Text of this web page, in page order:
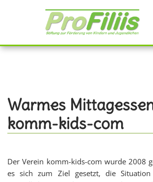
Warmes
komm-kids-com
Der Verein komm-kids-com wurde 2008
es sich zum Ziel gesetzt, die